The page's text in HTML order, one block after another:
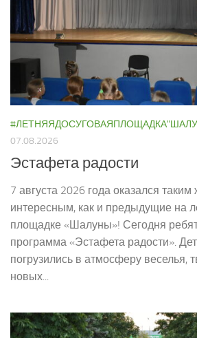
07.08.2026
Эстафета радости
7 августа 2026 года оказался
интересным, как и предыдущие на
площадке «Шалуны»! Сегодня
программа «Эстафета радости».
погрузились в атмосферу веселья,
новых...